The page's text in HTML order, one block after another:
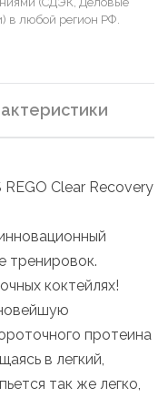
в любой регион РФ.
Clear Recovery
тренировок.
коктейлях!
протеина
в легкий,
так же легко,